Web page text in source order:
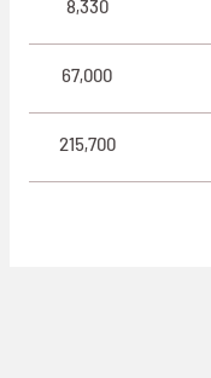
8,330
67,000
215,700